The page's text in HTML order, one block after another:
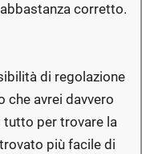
corretto.
di regolazione
avrei davvero
per trovare la
più facile di